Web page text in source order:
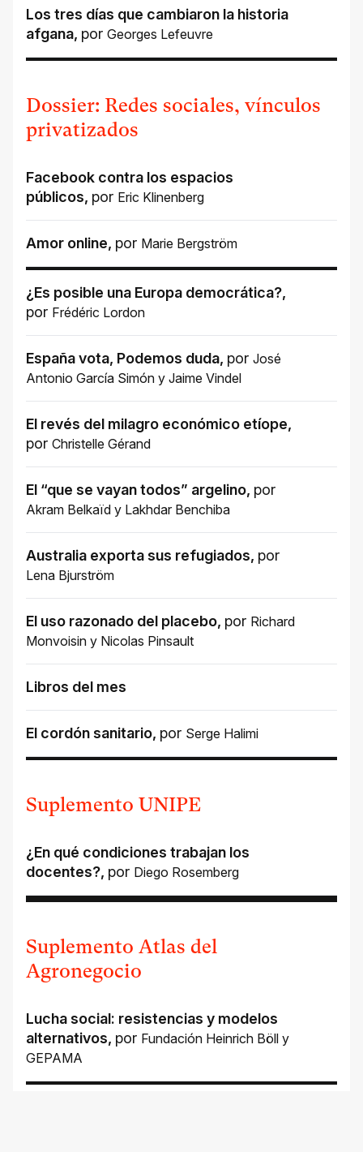
Los tres días que cambiaron la historia
afgana, por Georges Lefeuvre
Dossier: Redes sociales, vínculos
privatizados
Facebook contra los espacios
públicos, por Eric Klinenberg
Amor online, por Marie Bergström
¿Es posible una Europa democrática?,
por Frédéric Lordon
España vota, Podemos duda, por José
Antonio García Simón y Jaime Vindel
El revés del milagro económico etíope,
por Christelle Gérand
El “que se vayan todos” argelino, por
Akram Belkaïd y Lakhdar Benchiba
Australia exporta sus refugiados, por
Lena Bjurström
El uso razonado del placebo, por Richard
Monvoisin y Nicolas Pinsault
Libros del mes
El cordón sanitario, por Serge Halimi
Suplemento UNIPE
¿En qué condiciones trabajan los
docentes?, por Diego Rosemberg
Suplemento Atlas del
Agronegocio
Lucha social: resistencias y modelos
alternativos, por Fundación Heinrich Böll y
GEPAMA